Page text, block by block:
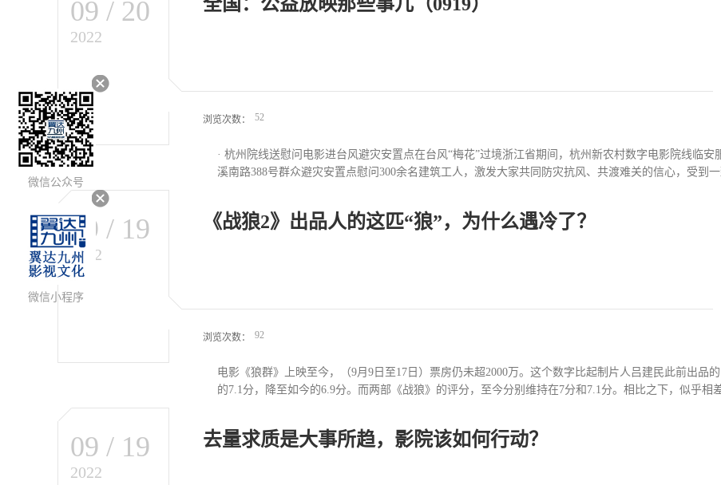
主义思想和党的创新理论飞入寻常百姓家，按照“一月一主题”向全市农村公益电影放映服务队发放＂
合，由村组干部讲述本镇村民敬老孝亲、诚实守信等方面的故事，邀请好媳妇、好婆婆和先进人物亲
众受到教育，同时选择相关题材电影当场播放，充分发挥公益电影促进乡村精神文明建设的作用...
· 杭州院线送慰问电影进台风避灾安置点在台风“梅花”过境浙江省期间，杭州新农村数字电影院线临
溪南路388号群众避灾安置点慰问300余名建筑工人，激发大家共同防灾抗风、共渡难关的信心，受到
动震后慰问电影放映活动“9.5”四川省泸定县发生强烈地震后，雅安市金熊猫农村数字电影院线公司在
停键。黔南院线放映员参与当地疫情防控活动，协助社区开展引导宣传、区域消毒、信息采集等工作，
09 / 20
2022
浏览次数： 52
《战狼2》出品人的这匹“狼”，为什么遇冷了？
电影《狼群》上映至今，（9月9日至17日）票房仍未超2000万。这个数字比起制片人吕建民此前出品
的7.1分，降至如今的6.9分。而两部《战狼》的评分，至今分别维持在7分和7.1分。相比之下，似乎相
”，“群狼”抵不过“独狼”的威力，明明自带光环笼罩，这部军事动作题材电影《狼群》到底怎么了呢？
09 / 19
2022
浏览次数： 92
去量求质是大事所趋，影院该如何行动？
09 / 19
2022
微信公众号
微信小程序